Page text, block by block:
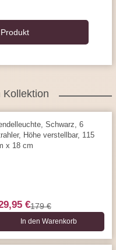
Kollektion
Schwarz, 6
Höhe verstellbar, 115
x 18 cm
€179 €
In den Warenkorb